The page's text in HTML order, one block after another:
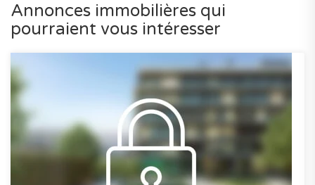
Annonces immobilières qui
pourraient vous intéresser